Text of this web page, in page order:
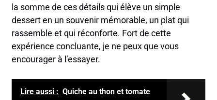
la somme de ces détails qui élève un simple
dessert en un souvenir mémorable, un plat qui
rassemble et qui réconforte. Fort de cette
expérience concluante, je ne peux que vous
encourager à l’essayer.
Lire aussi : Quiche au thon et tomate